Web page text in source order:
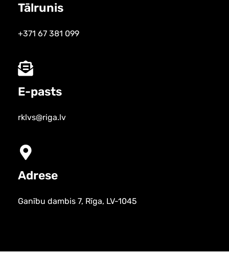
Tālrunis
+371 67 381 099
E-pasts
rklvs@riga.lv
Adrese
Ganību dambis 7, Rīga, LV-1045